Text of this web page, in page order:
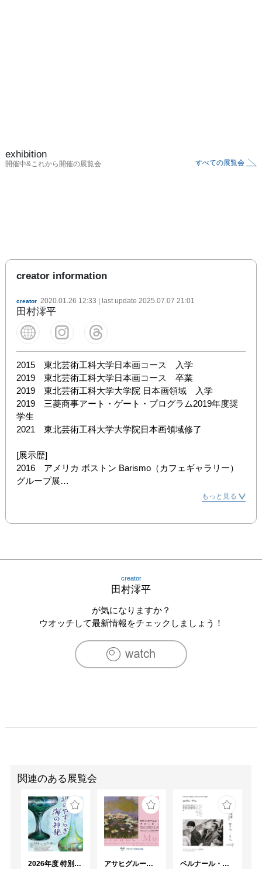
exhibition
開催中&これから開催の展覧会 すべての展覧会
creator information
creator 2020.01.26 12:33 | last update 2025.07.07 21:01
田村澪平
2015　東北芸術工科大学日本画コース　入学
2019　東北芸術工科大学日本画コース　卒業
2019　東北芸術工科大学大学院 日本画領域　入学
2019　三菱商事アート・ゲート・プログラム2019年度奨
学生
2021　東北芸術工科大学大学院日本画領域修了
[展示歴]
2016　アメリカ ボストン Barismo（カフェギャラリー）
グループ展
2017　鶴岡アートフォーラム「それぞれの故郷展」
2018　「第4回 蟲恋展」写真企画室ホトリ
2018　「常設PULS展」アトリエキプリス
2019　「スクエア　ザ・ダブルvol.13」フリュウ・ギャラ
展　東京都美術館
2019　「skyward展」アトリエキプリス
菱商事ビル１階「MC FOREST」入選作品展示
2021　田村澪平 企画個展「繋がり～昆虫画～」（アトリ
2022　田村澪平個展　（ぎゃらりぃ朋）
2022　「第4回 日本画と恐竜展」（ギャラリー路草）
2023　「蝶と蛾の祭展」（Gallery CORSO）
2023　「INSECTS」（SASAI FINE ARTS）
2024　「ART POINT Selection l 2024」（GALLERY ART
POINT）
もっと見る
creator
田村澪平
が気になりますか？
ウオッチして最新情報をチェックしましょう！
関連のある展覧会
2026年度 特別展「ガレとドーム、アール･ヌーヴォーのガラス 水辺のやすらぎ、海の神秘」 アサヒグループ大山崎山荘美術館 開館30周年記念展「没後100年 クロード・モネ」 ベルナール・ビュフェと写真 ーカメラがとらえたビュフェとその時代、そして21 世紀へ